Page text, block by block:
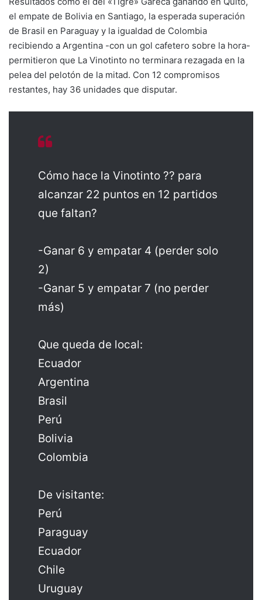
el empate de Bolivia en Santiago, la esperada superación
de Brasil en Paraguay y la igualdad de Colombia
recibiendo a Argentina -con un gol cafetero sobre la hora-
permitieron que La Vinotinto no terminara rezagada en la
pelea del pelotón de la mitad. Con 12 compromisos
restantes, hay 36 unidades que disputar.
Cómo hace la Vinotinto ?? para
alcanzar 22 puntos en 12 partidos
que faltan?
-Ganar 6 y empatar 4 (perder solo
2)
-Ganar 5 y empatar 7 (no perder
más)
Que queda de local:
Ecuador
Argentina
Brasil
Perú
Bolivia
Colombia
De visitante:
Perú
Paraguay
Ecuador
Chile
Uruguay